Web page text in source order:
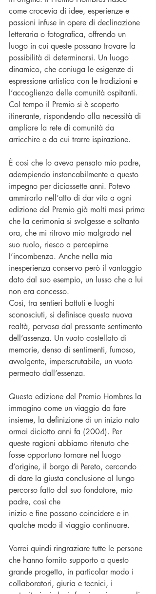
come crocevia di idee, esperienze e
passioni infuse in opere di declinazione
letteraria o fotografica, offrendo un
luogo in cui queste possano trovare la
possibilità di determinarsi. Un luogo
dinamico, che coniuga le esigenze di
espressione artistica con le tradizioni e
l’accoglienza delle comunità ospitanti.
Col tempo il Premio si è scoperto
itinerante, rispondendo alla necessità di
ampliare la rete di comunità da
arricchire e da cui trarre ispirazione.
È così che lo aveva pensato mio padre,
adempiendo instancabilmente a questo
impegno per diciassette anni. Potevo
ammirarlo nell’atto di dar vita a ogni
edizione del Premio già molti mesi prima
che la cerimonia si svolgesse e soltanto
ora, che mi ritrovo mio malgrado nel
suo ruolo, riesco a percepirne
l’incombenza. Anche nella mia
inesperienza conservo però il vantaggio
dato dal suo esempio, un lusso che a lui
non era concesso.
Così, tra sentieri battuti e luoghi
sconosciuti, si definisce questa nuova
realtà, pervasa dal pressante sentimento
dell’assenza. Un vuoto costellato di
memorie, denso di sentimenti, fumoso,
avvolgente, imperscrutabile, un vuoto
permeato dall’essenza.
Questa edizione del Premio Hombres la
immagino come un viaggio da fare
insieme, la definizione di un inizio nato
ormai diciotto anni fa (2004). Per
queste ragioni abbiamo ritenuto che
fosse opportuno tornare nel luogo
d’origine, il borgo di Pereto, cercando
di dare la giusta conclusione al lungo
percorso fatto dal suo fondatore, mio
padre, così che
inizio e fine possano coincidere e in
qualche modo il viaggio continuare.
Vorrei quindi ringraziare tutte le persone
che hanno fornito supporto a questo
grande progetto, in particolar modo i
collaboratori, giuria e tecnici, i